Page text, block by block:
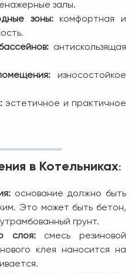
залы.
зоны:комфортная и
антискользящая
износостойкое
эстетичное и практичное
в Котельниках:
основание должно быть
Это может быть бетон,
грунт.
слоя:смесь резиновой
клея наносится на